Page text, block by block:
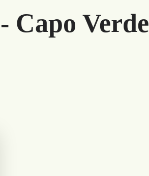
Capo Verde